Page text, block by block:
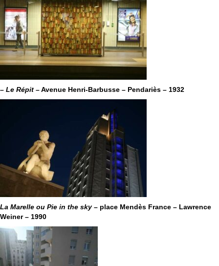
– Le Répit – Avenue Henri-Barbusse – Pendariès – 1932
La Marelle ou Pie in the sky– place Mendès France – Lawrence
Weiner – 1990